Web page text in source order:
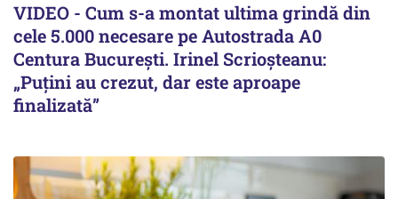
VIDEO - Cum s-a montat ultima grindă din
cele 5.000 necesare pe Autostrada A0
Centura București. Irinel Scrioșteanu:
„Puțini au crezut, dar este aproape
finalizată”